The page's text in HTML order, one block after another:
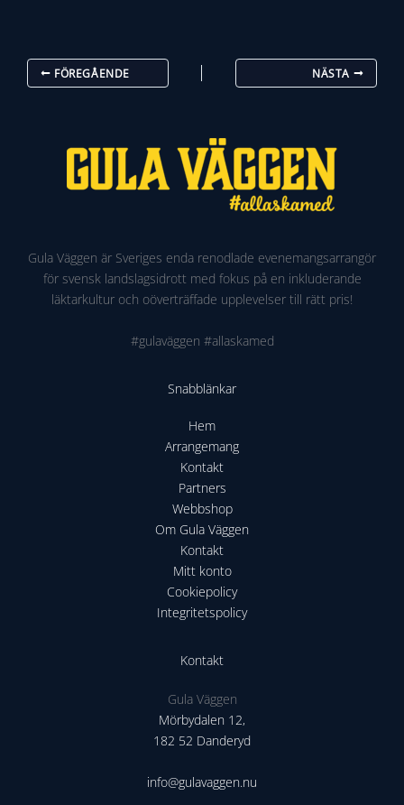
FÖREGÅENDE NÄSTA
Gula Väggen är Sveriges enda renodlade evenemangsarrangör
för svensk landslagsidrott med fokus på en inkluderande
läktarkultur och oöverträffade upplevelser till rätt pris!
#gulaväggen #allaskamed
Snabblänkar
Hem
Arrangemang
Kontakt
Partners
Webbshop
Om Gula Väggen
Kontakt
Mitt konto
Cookiepolicy
Integritetspolicy
Kontakt
Gula Väggen
Mörbydalen 12,
182 52 Danderyd
info@gulavaggen.nu